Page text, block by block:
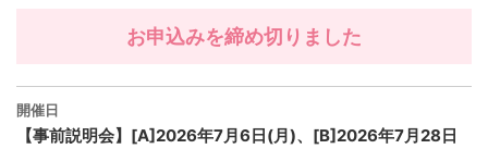
お申込みを締め切りました
開催日
【事前説明会】[A]2026年7月6日(月)、[B]2026年7月28日